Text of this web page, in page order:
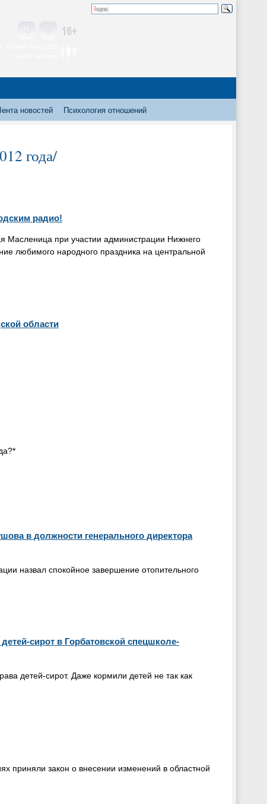
новостей Психология отношений
года/
радио!
Масленица при участии администрации Нижнего
любимого народного праздника на центральной
области
в должности генерального директора
назвал спокойное завершение отопительного
сирот в Горбатовской спецшколе-
детей-сирот. Даже кормили детей не так как
приняли закон о внесении изменений в областной